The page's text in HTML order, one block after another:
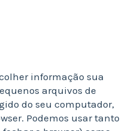
informação sua
arquivos de
do seu computador,
Podemos usar tanto